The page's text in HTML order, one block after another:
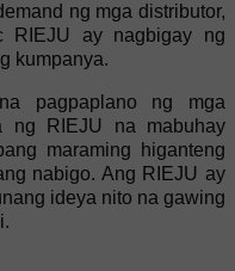
ng mga distributor,
RIEJU ay nagbigay ng
kumpanya.
pagpaplano ng mga
ng RIEJU na mabuhay
maraming higanteng
nabigo. Ang RIEJU ay
ideya nito na gawing